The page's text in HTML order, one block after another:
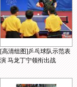
[高清组图]乒乓球队示范表
演 马龙丁宁领衔出战